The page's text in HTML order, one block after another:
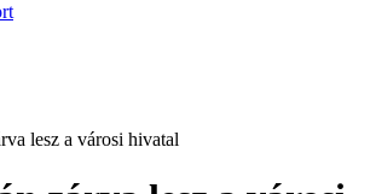
lesz a városi hivatal